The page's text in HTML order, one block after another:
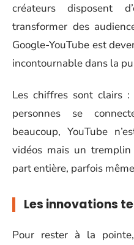
créateurs disposent
transformer des
Google-YouTube est
incontournable dans la
Les chiffres sont clairs
personnes se
beaucoup, YouTube
vidéos mais un
part entière, parfois
Les innovations
Pour rester à la